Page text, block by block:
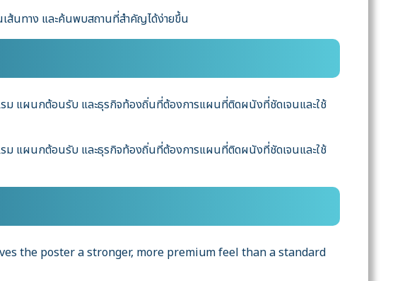
เส้นทาง และค้นพบสถานที่สำคัญได้ง่ายขึ้น
รม แผนกต้อนรับ และธุรกิจท้องถิ่นที่ต้องการแผนที่ติดผนังที่ชัดเจนและใช้
รม แผนกต้อนรับ และธุรกิจท้องถิ่นที่ต้องการแผนที่ติดผนังที่ชัดเจนและใช้
the poster a stronger, more premium feel than a standard